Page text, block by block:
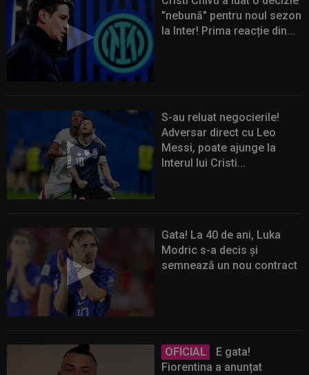
"nebună" pentru noul sezon
la Inter! Prima reacție din...
S-au reluat negocierile!
Adversar direct cu Leo
Messi, poate ajunge la
Interul lui Cristi...
Gata! La 40 de ani, Luka
Modric s-a decis și
semnează un nou contract
OFICIAL
E gata!
Fiorentina a anunțat